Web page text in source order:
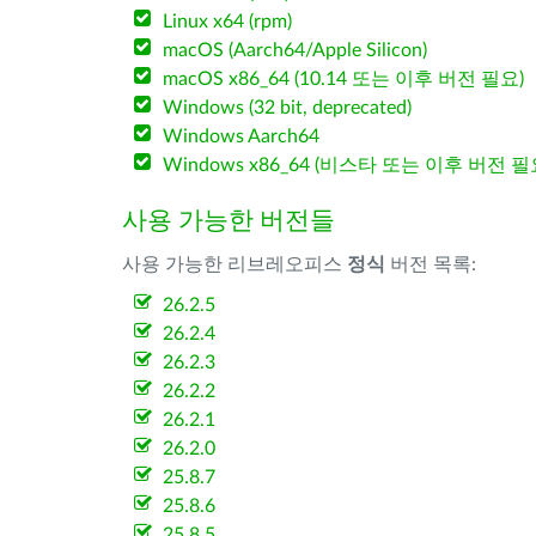
Linux x64 (rpm)
macOS (Aarch64/Apple Silicon)
macOS x86_64 (10.14 또는 이후 버전 필요)
Windows (32 bit, deprecated)
Windows Aarch64
Windows x86_64 (비스타 또는 이후 버전 필
사용 가능한 버전들
사용 가능한 리브레오피스 정식 버전 목록:
26.2.5
26.2.4
26.2.3
26.2.2
26.2.1
26.2.0
25.8.7
25.8.6